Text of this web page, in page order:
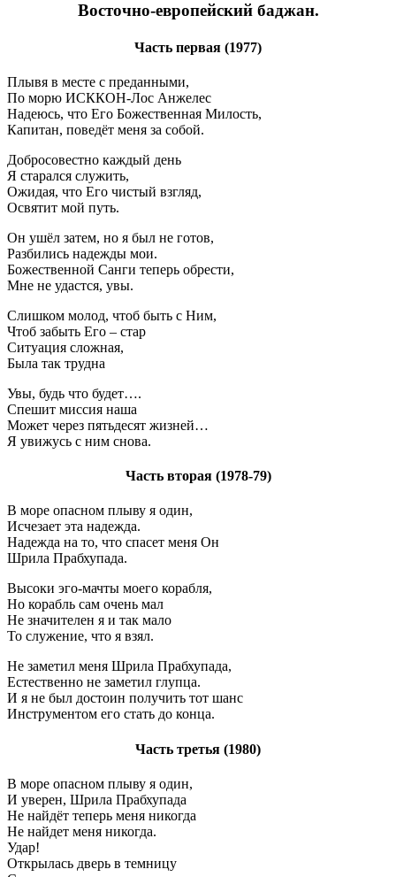
Восточно-европейский баджан.
Часть первая (1977)
Плывя в месте с преданными,
По морю ИСККОН-Лос Анжелес
Надеюсь, что Его Божественная Милость,
Капитан, поведёт меня за собой.
Добросовестно каждый день
Я старался служить,
Ожидая, что Его чистый взгляд,
Освятит мой путь.
Он ушёл затем, но я был не готов,
Разбились надежды мои.
Божественной Санги теперь обрести,
Мне не удастся, увы.
Слишком молод, чтоб быть с Ним,
Чтоб забыть Его – стар
Ситуация сложная,
Была так трудна
Увы, будь что будет….
Спешит миссия наша
Может через пятьдесят жизней…
Я увижусь с ним снова.
Часть вторая (1978-79)
В море опасном плыву я один,
Исчезает эта надежда.
Надежда на то, что спасет меня Он
Шрила Прабхупада.
Высоки эго-мачты моего корабля,
Но корабль сам очень мал
Не значителен я и так мало
То служение, что я взял.
Не заметил меня Шрила Прабхупада,
Естественно не заметил глупца.
И я не был достоин получить тот шанс
Инструментом его стать до конца.
Часть третья (1980)
В море опасном плыву я один,
И уверен, Шрила Прабхупада
Не найдёт теперь меня никогда
Не найдет меня никогда.
Удар!
Открылась дверь в темницу